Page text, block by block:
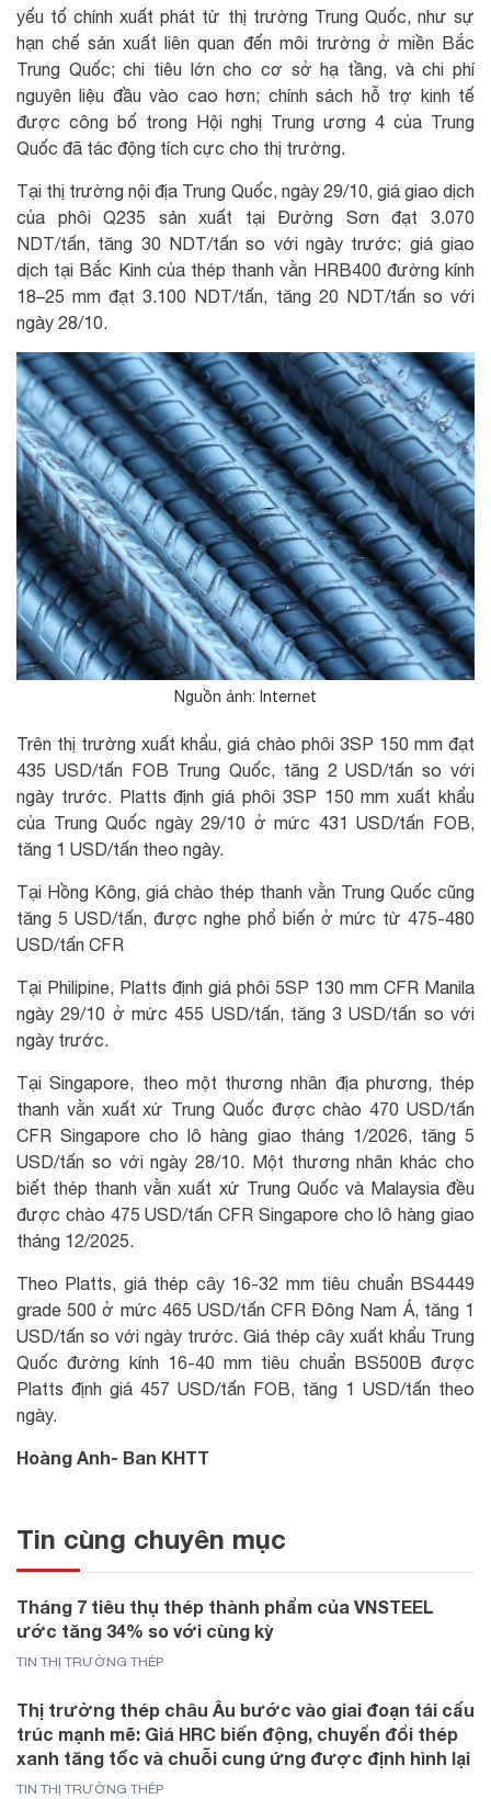
yếu tố chính xuất phát từ thị trường Trung Quốc, như sự
hạn chế sản xuất liên quan đến môi trường ở miền Bắc
Trung Quốc; chi tiêu lớn cho cơ sở hạ tầng, và chi phí
nguyên liệu đầu vào cao hơn; chính sách hỗ trợ kinh tế
được công bố trong Hội nghị Trung ương 4 của Trung
Quốc đã tác động tích cực cho thị trường.
Tại thị trường nội địa Trung Quốc, ngày 29/10, giá giao dịch
của phôi Q235 sản xuất tại Đường Sơn đạt 3.070
NDT/tấn, tăng 30 NDT/tấn so với ngày trước; giá giao
dịch tại Bắc Kinh của thép thanh vằn HRB400 đường kính
18–25 mm đạt 3.100 NDT/tấn, tăng 20 NDT/tấn so với
ngày 28/10.
Nguồn ảnh: Internet
Trên thị trường xuất khẩu, giá chào phôi 3SP 150 mm đạt
435 USD/tấn FOB Trung Quốc, tăng 2 USD/tấn so với
ngày trước. Platts định giá phôi 3SP 150 mm xuất khẩu
của Trung Quốc ngày 29/10 ở mức 431 USD/tấn FOB,
tăng 1 USD/tấn theo ngày.
Tại Hồng Kông, giá chào thép thanh vằn Trung Quốc cũng
tăng 5 USD/tấn, được nghe phổ biến ở mức từ 475-480
USD/tấn CFR
Tại Philipine, Platts định giá phôi 5SP 130 mm CFR Manila
ngày 29/10 ở mức 455 USD/tấn, tăng 3 USD/tấn so với
ngày trước.
Tại Singapore, theo một thương nhân địa phương, thép
thanh vằn xuất xứ Trung Quốc được chào 470 USD/tấn
CFR Singapore cho lô hàng giao tháng 1/2026, tăng 5
USD/tấn so với ngày 28/10. Một thương nhân khác cho
biết thép thanh vằn xuất xứ Trung Quốc và Malaysia đều
được chào 475 USD/tấn CFR Singapore cho lô hàng giao
tháng 12/2025.
Theo Platts, giá thép cây 16-32 mm tiêu chuẩn BS4449
grade 500 ở mức 465 USD/tấn CFR Đông Nam Á, tăng 1
USD/tấn so với ngày trước. Giá thép cây xuất khẩu Trung
Quốc đường kính 16-40 mm tiêu chuẩn BS500B được
Platts định giá 457 USD/tấn FOB, tăng 1 USD/tấn theo
ngày.
Hoàng Anh- Ban KHTT
Tin cùng chuyên mục
Tháng 7 tiêu thụ thép thành phẩm của VNSTEEL
ước tăng 34% so với cùng kỳ
TIN THỊ TRƯỜNG THÉP
Thị trường thép châu Âu bước vào giai đoạn tái cấu
trúc mạnh mẽ: Giá HRC biến động, chuyển đổi thép
xanh tăng tốc và chuỗi cung ứng được định hình lại
TIN THỊ TRƯỜNG THÉP